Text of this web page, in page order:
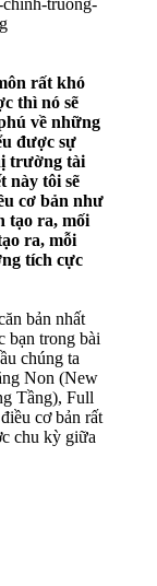
rất khó
thì nó sẽ
về những
được sự
trường tài
này tôi sẽ
cơ bản như
tạo ra, mối
ra, mỗi
tích cực
bản nhất
bạn trong bài
chúng ta
Non (New
Tầng), Full
cơ bản rất
chu kỳ giữa